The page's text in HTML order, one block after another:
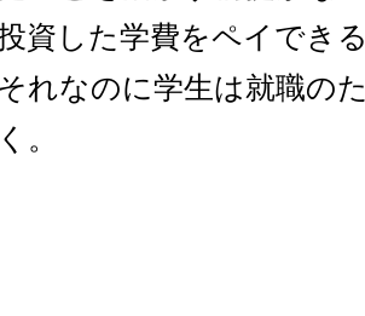
資した学費をペイでき
れなのに学生は就職の
。